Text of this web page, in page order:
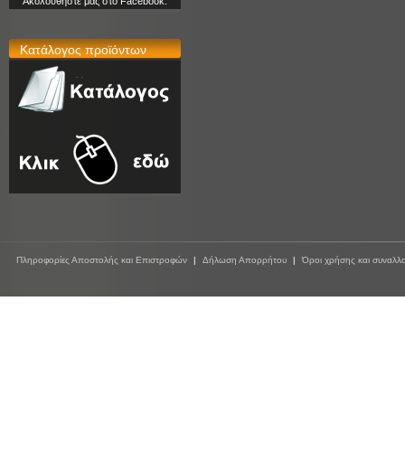
Κατάλογος προϊόντων
Πληροφορίες Αποστολής και Επιστροφών | Δήλωση Απορρήτου | Όροι χρήσης και